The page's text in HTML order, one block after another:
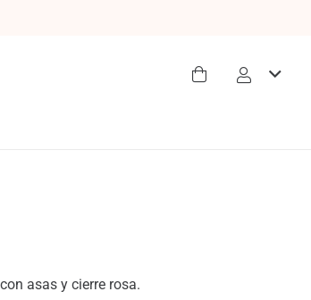
asas y cierre rosa.